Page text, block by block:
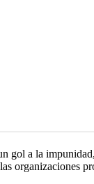
gol a la
organizaciones